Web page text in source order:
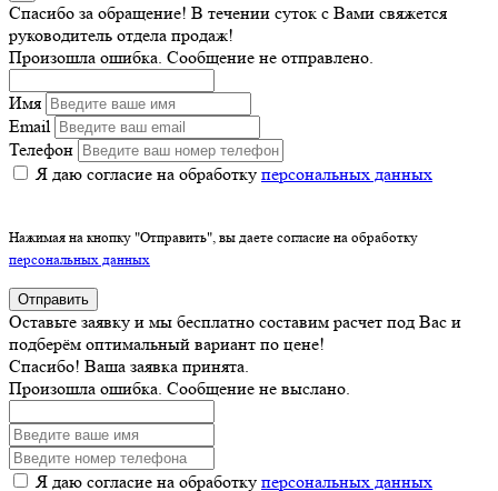
Спасибо за обращение! В течении суток с Вами свяжется
руководитель отдела продаж!
Произошла ошибка. Сообщение не отправлено.
Имя
Email
Телефон
Я даю согласие на обработку персональных данных
Нажимая на кнопку "Отправить", вы даете согласие на обработку
персональных данных
Отправить
Оставьте заявку и мы бесплатно составим расчет под Вас и
подберём оптимальный вариант по цене!
Спасибо! Ваша заявка принята.
Произошла ошибка. Сообщение не выслано.
Я даю согласие на обработку персональных данных